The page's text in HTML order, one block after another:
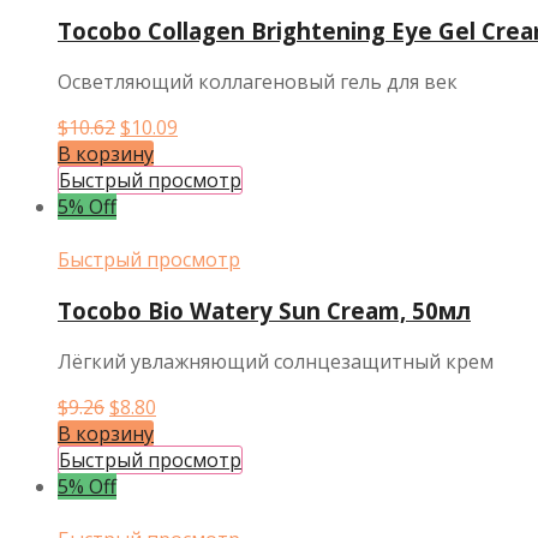
Tocobo Collagen Brightening Eye Gel
Осветляющий коллагеновый гель для век
$10.62Первоначальная
цена
составляла
$10.09
$10.09.
В корзину
Быстрый просмотр
5% Off
Быстрый просмотр
Tocobo Bio Watery Sun Cream, 50мл
Лёгкий увлажняющий солнцезащитный крем
$9.26Первоначальная
цена
составляла
$9.26.
$8.80
$8.80.
В корзину
Быстрый просмотр
5% Off